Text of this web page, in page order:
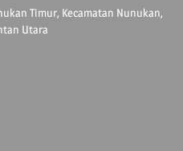
Timur, Kecamatan Nunukan,
Utara